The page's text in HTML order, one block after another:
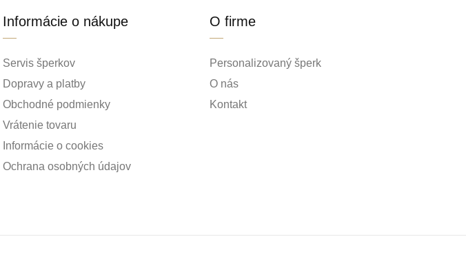
Informácie o nákupe
Servis šperkov
Dopravy a platby
Obchodné podmienky
Vrátenie tovaru
Informácie o cookies
Ochrana osobných údajov
O firme
Personalizovaný šperk
O nás
Kontakt